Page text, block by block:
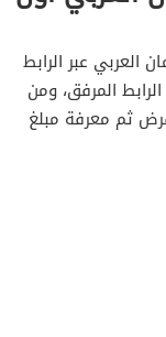
عبر الرابط
المرفق، ومن
ثم معرفة مبلغ